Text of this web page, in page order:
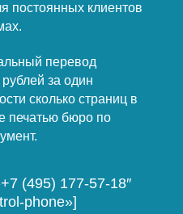
постоянных клиентов
перевод
за один
сколько страниц в
печатью бюро по
(495) 177-57-18″
phone»]